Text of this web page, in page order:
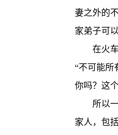
妻之外的
家弟子可
在火
“不可能所
你吗？这
所以
家人，包